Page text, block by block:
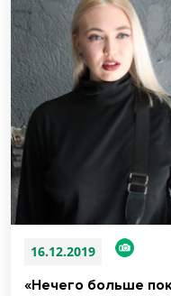
16.12.2019
«Нечего больше